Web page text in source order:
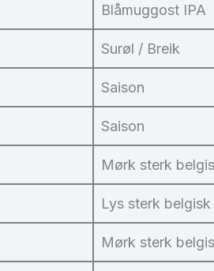
Blåmuggost IPA
Surøl / Breik
Saison
Saison
Mørk sterk
Lys sterk belgisk
Mørk sterk